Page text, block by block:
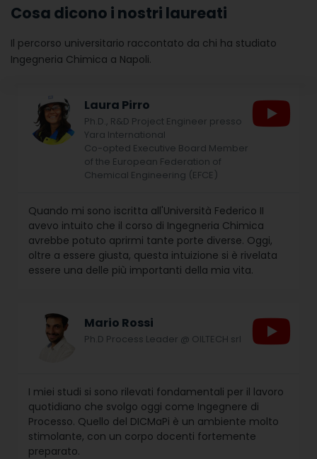
Cosa dicono i nostri laureati
Il percorso universitario raccontato da chi ha studiato
Ingegneria Chimica a Napoli.
Laura Pirro
Ph.D., R&D Project Engineer presso
Yara International
Co-opted Executive Board Member
of the European Federation of
Chemical Engineering (EFCE)
Quando mi sono iscritta all'Università Federico II
avevo intuito che il corso di Ingegneria Chimica
avrebbe potuto aprirmi tante porte diverse. Oggi,
oltre a essere giusta, questa intuizione si è rivelata
essere una delle più importanti della mia vita.
Mario Rossi
Ph.D Process Leader @ OILTECH srl
I miei studi si sono rilevati fondamentali per il lavoro
quotidiano che svolgo oggi come Ingegnere di
Processo. Quello del DICMaPi è un ambiente molto
stimolante, con un corpo docenti fortemente
preparato.